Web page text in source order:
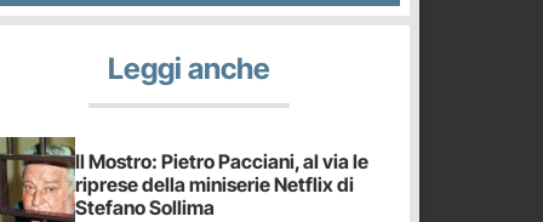
Leggi anche
Il Mostro: Pietro Pacciani, al via le
riprese della miniserie Netflix di
Stefano Sollima